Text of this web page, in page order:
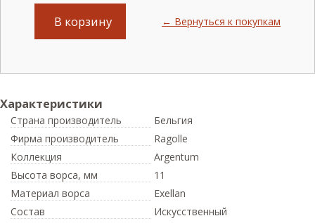
В корзину ← Вернуться к покупкам
Характеристики
Страна производитель
Бельгия
Фирма производитель
Ragolle
Коллекция
Argentum
Высота ворса, мм
11
Материал ворса
Exellan
Состав
Искусственный